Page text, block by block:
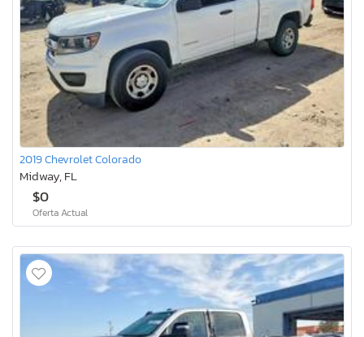
2019 Chevrolet Colorado
Midway, FL
$0
Oferta Actual